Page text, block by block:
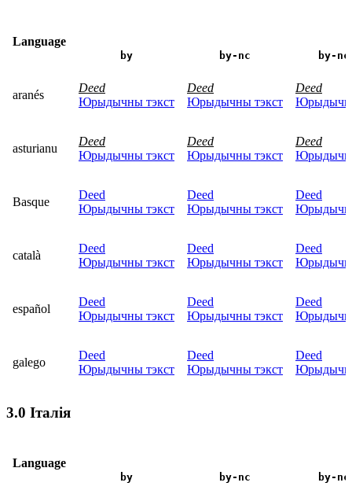
Language
by by-nc by-
aranés
Deed
Юрыдычны тэкст
Deed
Юрыдычны тэкст
Deed
asturianu
Deed
Юрыдычны тэкст
Deed
Юрыдычны тэкст
Deed
Basque
Deed
Юрыдычны тэкст
Deed
Юрыдычны тэкст
Deed
català
Deed
Юрыдычны тэкст
Deed
Юрыдычны тэкст
Deed
español
Deed
Юрыдычны тэкст
Deed
Юрыдычны тэкст
Deed
galego
Deed
Юрыдычны тэкст
Deed
Юрыдычны тэкст
Deed
3.0 Італія
Language
by by-nc by-